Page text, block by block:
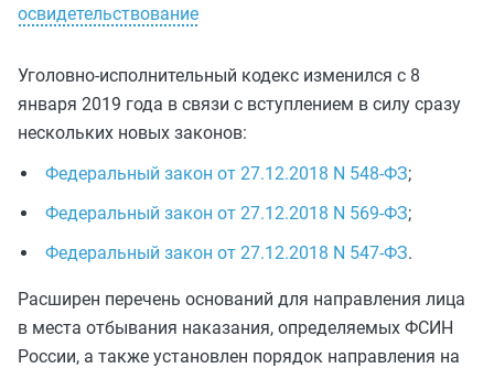
освидетельствование
Уголовно-исполнительный кодекс изменился с 8
января 2019 года в связи с вступлением в силу сразу
нескольких новых законов:
Федеральный закон от 27.12.2018 N 548-ФЗ;
Федеральный закон от 27.12.2018 N 569-ФЗ;
Федеральный закон от 27.12.2018 N 547-ФЗ.
Расширен перечень оснований для направления лица
в места отбывания наказания, определяемых ФСИН
России, а также установлен порядок направления на